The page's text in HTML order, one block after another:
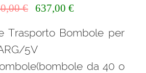
€
originale
980,00 €.
637,00 €Il
attuale
Trasporto Bombole per
5V
da 40 o